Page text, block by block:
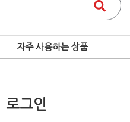
자주 사용하는 상품
로그인